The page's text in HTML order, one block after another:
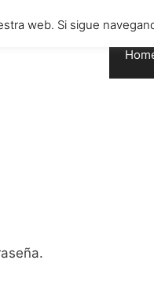
web. Si sigue